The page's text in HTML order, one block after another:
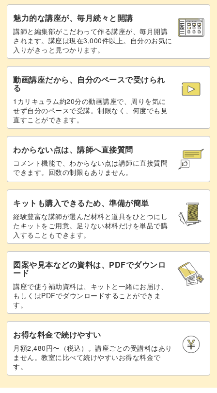
フルーツをトッピングする
完成♪ 28:52
魅力的な講座が、毎月続々と開講
講師と編集部がこだわって作る講座が、毎月開講
されます。講座は現在3,000件以上。自分のお気に
入りがきっと見つかります。
動画講座だから、自分のペースで受けられ
る
1カリキュラム約20分の動画講座で、周りを気に
せず自分のペースで受講。制限なく、何度でも見
直すことができます。
わからない点は、講師へ直接質問
コメント機能で、わからない点は講師に直接質問
できます。回数の制限もありません。
キットも購入できるため、準備が簡単
経験豊富な講師が選んだ材料と道具をひとつにし
たキットをご用意。足りない材料だけを単品で購
入することもできます。
図案や見本などの資料は、PDFでダウンロ
ード
講座で使う補助資料は、キットと一緒にお届け、
もしくはPDFでダウンロードすることができま
す。
お得な料金で続けやすい
月額2,480円〜（税込）。講座ごとの受講料はあり
ません。教室に比べて続けやすいお得な料金で
す。